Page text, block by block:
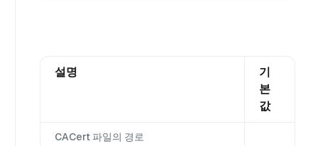
설명
기
본
값
CACert 파일의 경로